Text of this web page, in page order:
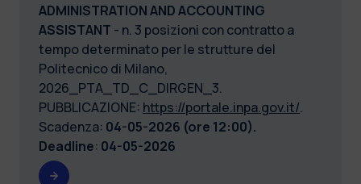
ADMINISTRATION AND ACCOUNTING
ASSISTANT - n. 3 posizioni con contratto a
tempo determinato per le strutture del
Politecnico di Milano,
2026_PTA_TD_C_DIRGEN_3.
PUBBLICAZIONE: https://portale.inpa.gov.it/.
Scadenza: 04-05-2026 (ore 12:00).
Deadline: 04-05-2026